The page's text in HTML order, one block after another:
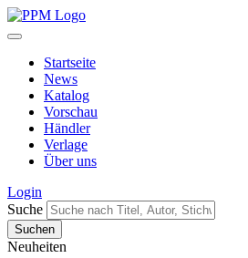
Startseite
News
Katalog
Vorschau
Händler
Verlage
Über uns
Login
Suche
Neuheiten